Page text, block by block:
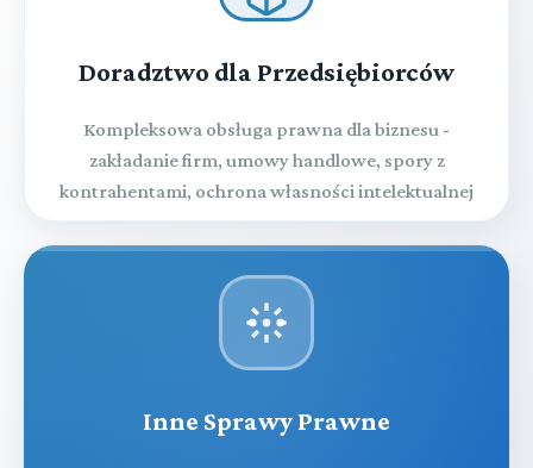
Doradztwo dla Przedsiębiorców
Kompleksowa obsługa prawna dla biznesu -
zakładanie firm, umowy handlowe, spory z
kontrahentami, ochrona własności intelektualnej
Inne Sprawy Prawne